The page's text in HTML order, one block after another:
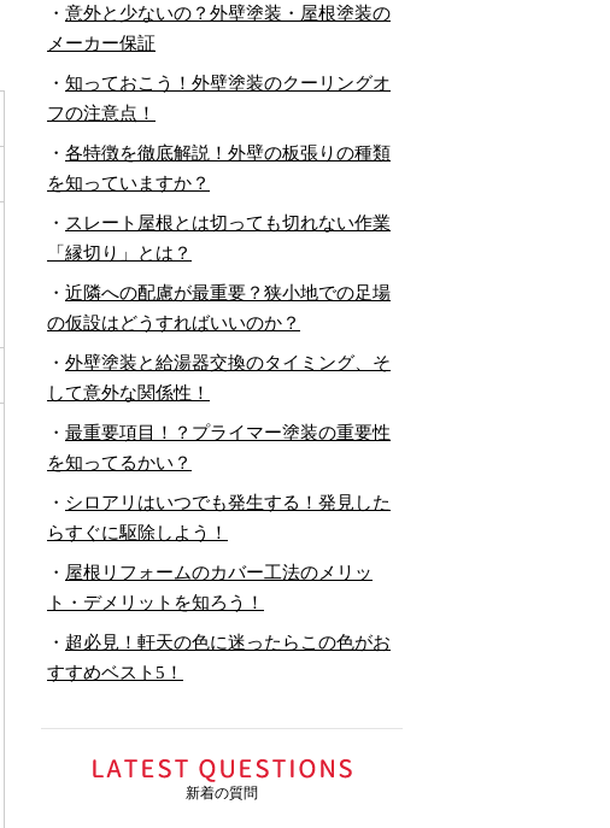
・ 意外と少ないの？外壁塗装・屋根塗装の
メーカー保証
・ 知っておこう！外壁塗装のクーリングオ
フの注意点！
・ 各特徴を徹底解説！外壁の板張りの種類
を知っていますか？
・ スレート屋根とは切っても切れない作業
「縁切り」とは？
・ 近隣への配慮が最重要？狭小地での足場
の仮設はどうすればいいのか？
・ 外壁塗装と給湯器交換のタイミング、そ
して意外な関係性！
・ 最重要項目！？プライマー塗装の重要性
を知ってるかい？
・ シロアリはいつでも発生する！発見した
らすぐに駆除しよう！
・ 屋根リフォームのカバー工法のメリッ
ト・デメリットを知ろう！
・ 超必見！軒天の色に迷ったらこの色がお
すすめベスト5！
新着の質問